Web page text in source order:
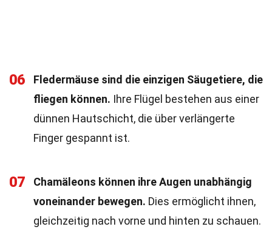
06
Fledermäuse sind die einzigen Säugetiere, die
fliegen können. Ihre Flügel bestehen aus einer
dünnen Hautschicht, die über verlängerte
Finger gespannt ist.
07
Chamäleons können ihre Augen unabhängig
voneinander bewegen. Dies ermöglicht ihnen,
gleichzeitig nach vorne und hinten zu schauen.